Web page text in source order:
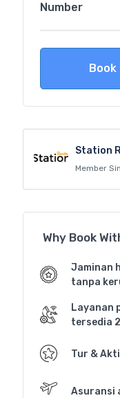
Number
Book
Station
Member
Why Book
Jaminan
tanpa
Layanan
tersedia
Tur &
Asuransi